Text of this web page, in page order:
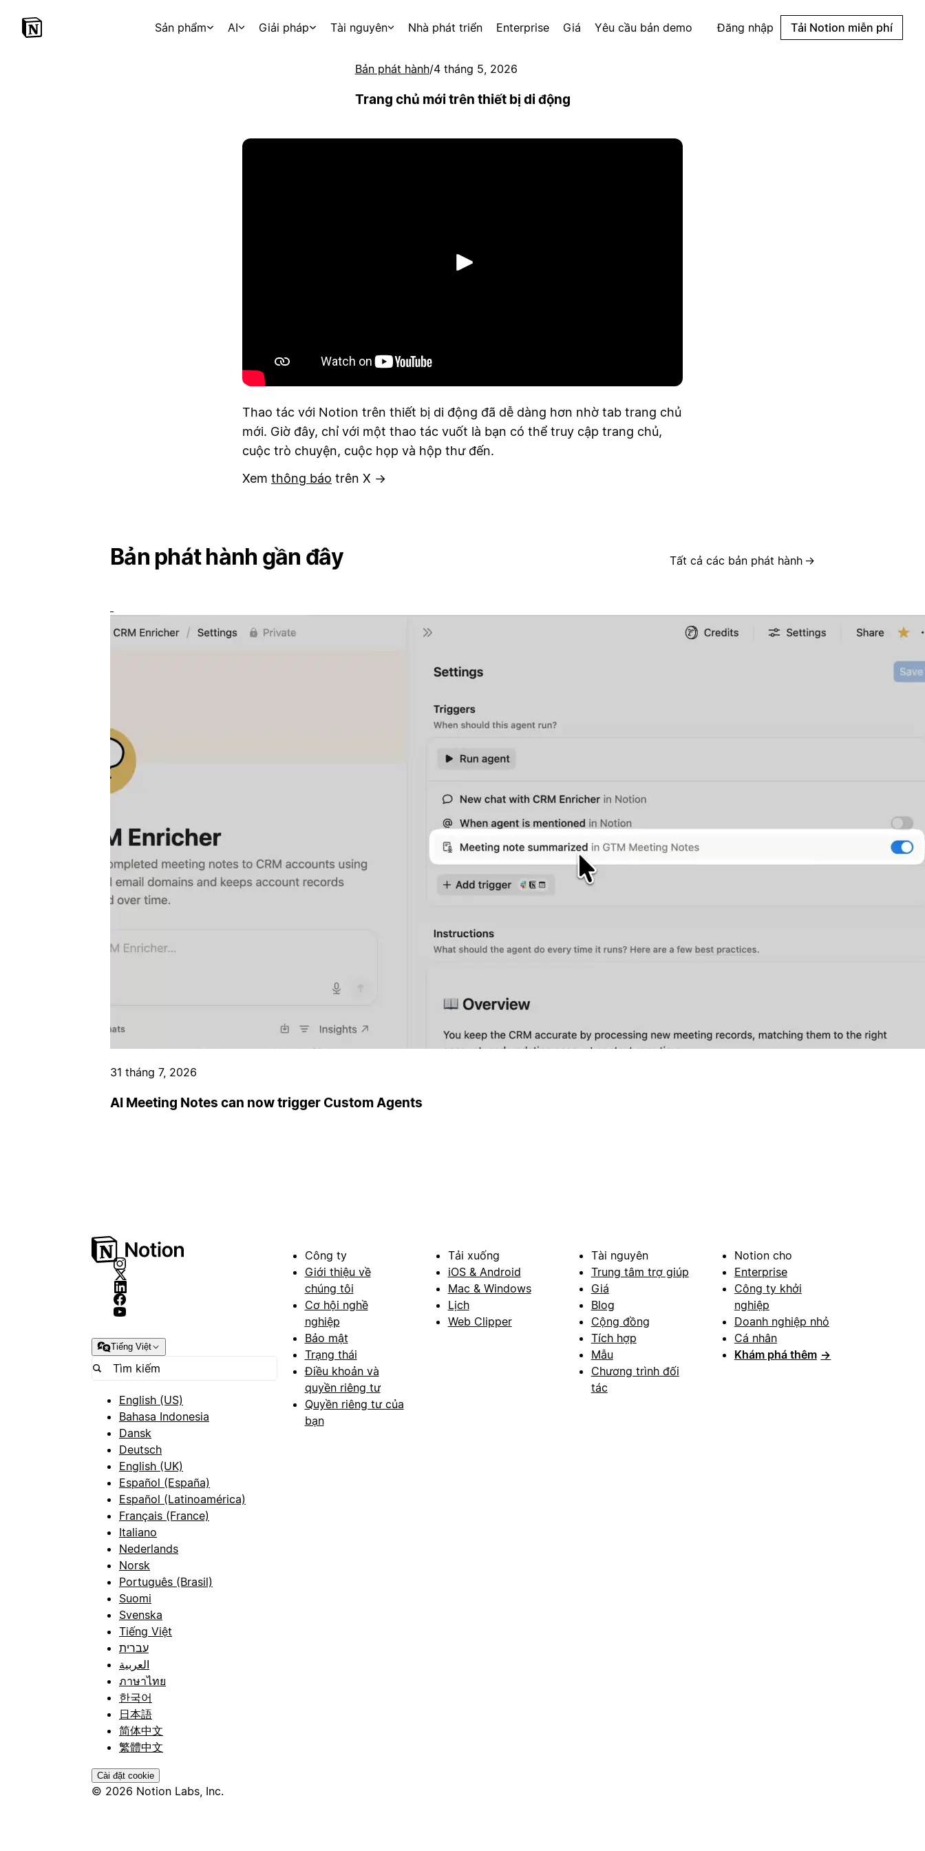
Sản phẩm AI Giải pháp Tài nguyên Nhà phát triển Enterprise Giá Yêu cầu bản demo Đăng nhập Tải Notion miễn phí
Bản phát hành/4 tháng 5, 2026
Trang chủ mới trên thiết bị di động
Phát
Thao tác với Notion trên thiết bị di động đã dễ dàng hơn nhờ tab trang chủ
mới. Giờ đây, chỉ với một thao tác vuốt là bạn có thể truy cập trang chủ,
cuộc trò chuyện, cuộc họp và hộp thư đến.
Xem thông báo trên X →
Bản phát hành gần đây Tất cả các bản phát hành →
31 tháng 7, 2026
AI Meeting Notes can now trigger Custom Agents
Tiếng Việt
English (US)
Bahasa Indonesia
Dansk
Deutsch
English (UK)
Español (España)
Español (Latinoamérica)
Français (France)
Italiano
Nederlands
Norsk
Português (Brasil)
Suomi
Svenska
Tiếng Việt
עברית
العربية
ภาษาไทย
한국어
日本語
简体中文
繁體中文
Cài đặt cookie
© 2026 Notion Labs, Inc.
Công ty
Giới thiệu về
chúng tôi
Cơ hội nghề
nghiệp
Bảo mật
Trạng thái
Điều khoản và
quyền riêng tư
Quyền riêng tư của
bạn
Tải xuống
iOS & Android
Mac & Windows
Lịch
Web Clipper
Tài nguyên
Trung tâm trợ giúp
Giá
Blog
Cộng đồng
Tích hợp
Mẫu
Chương trình đối
tác
Notion cho
Enterprise
Công ty khởi
nghiệp
Doanh nghiệp nhỏ
Cá nhân
Khám phá thêm →